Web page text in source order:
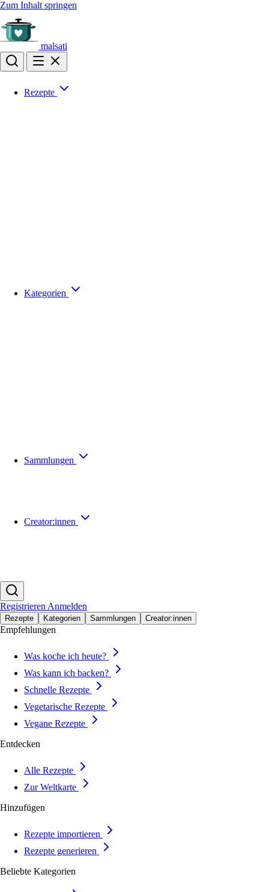
Zum Inhalt springen
malsati
Rezepte
Kategorien
Sammlungen
Creator:innen
Registrieren Anmelden
Rezepte Kategorien Sammlungen Creator:innen
Empfehlungen
Was koche ich heute?
Was kann ich backen?
Schnelle Rezepte
Vegetarische Rezepte
Vegane Rezepte
Entdecken
Alle Rezepte
Zur Weltkarte
Hinzufügen
Rezepte importieren
Rezepte generieren
Beliebte Kategorien